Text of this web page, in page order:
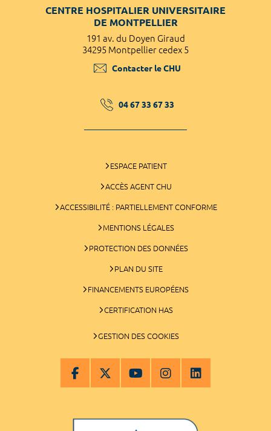
CENTRE HOSPITALIER UNIVERSITAIRE
DE MONTPELLIER
191 av. du Doyen Giraud
34295 Montpellier cedex 5
Contacter le CHU
04 67 33 67 33
ESPACE PATIENT
ACCÈS AGENT CHU
ACCESSIBILITÉ : PARTIELLEMENT CONFORME
MENTIONS LÉGALES
PROTECTION DES DONNÉES
PLAN DU SITE
FINANCEMENTS EUROPÉENS
CERTIFICATION HAS
GESTION DES COOKIES